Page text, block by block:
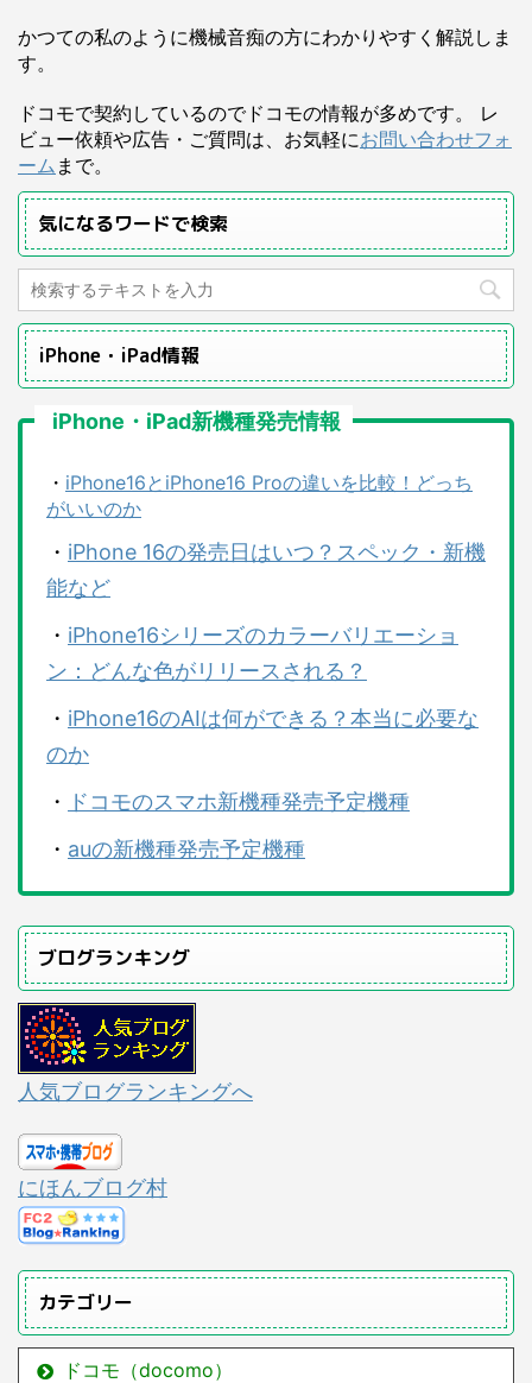
かつての私のように機械音痴の方にわかりやすく解説しま
す。
ドコモで契約しているのでドコモの情報が多めです。 レ
ビュー依頼や広告・ご質問は、お気軽にお問い合わせフォ
ーム まで。
気になるワードで検索
iPhone・iPad情報
iPhone・iPad新機種発売情報
・ iPhone16とiPhone16 Proの違いを比較！どっち
がいいのか
・ iPhone 16の発売日はいつ？スペック・新機
能など
・ iPhone16シリーズのカラーバリエーショ
ン：どんな色がリリースされる？
・ iPhone16のAIは何ができる？本当に必要な
のか
・
ドコモのスマホ新機種発売予定機種
・ auの新機種発売予定機種
ブログランキング
人気ブログランキングへ
にほんブログ村
カテゴリー
ドコモ（docomo）